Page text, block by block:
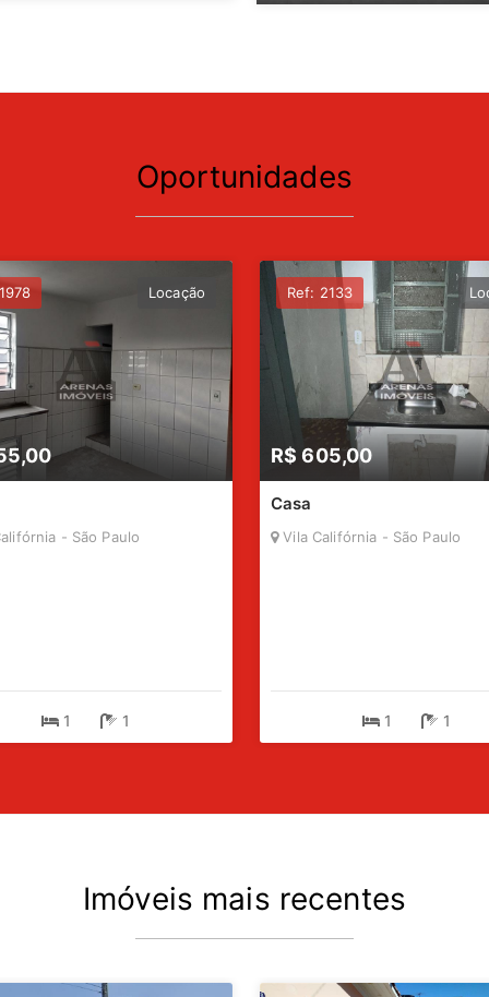
Oportunidades
Locação
- São Paulo
1 1
R$ 605,00
Ref: 2133
Casa
Vila Califórnia - São Paulo
1 1
Imóveis mais recentes